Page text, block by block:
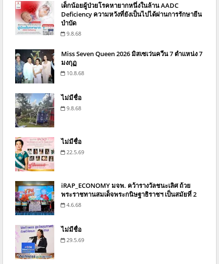
เด็กน้อยผู้ป่วยโรคหายากหนึ่งในล้าน AADC
Deficiency ความหวังที่ยังเป็นไปได้ผ่านการรักษายีน
บำบัด
9.8.68
Miss Seven Queen 2026 มิสเซเว่นควีน 7 ตำแหน่ง 7
มงกุฏ
10.8.68
ไม่มีชื่อ
9.8.68
ไม่มีชื่อ
22.5.69
iRAP_ECONOMY มจพ. คว้ารางวัลชนะเลิศ ถ้วย
พระราชทานสมเด็จพระกนิษฐาธิราชฯ เป็นสมัยที่ 2
4.6.68
ไม่มีชื่อ
29.5.69